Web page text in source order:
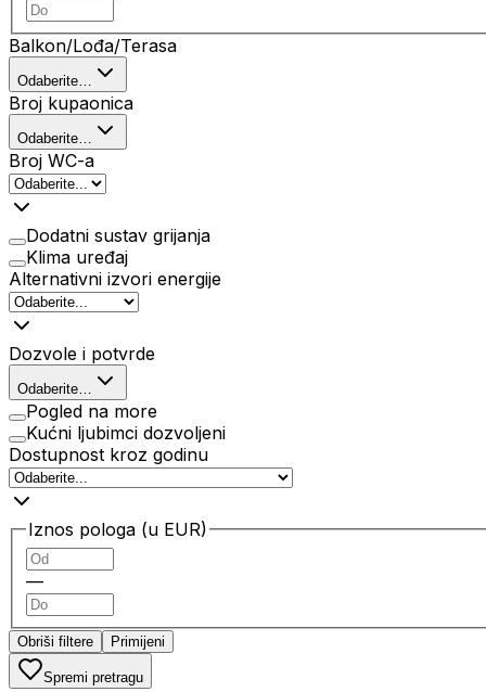
Balkon/Lođa/Terasa
Odaberite…
Broj kupaonica
Odaberite…
Broj WC-a
Dodatni sustav grijanja
Klima uređaj
Alternativni izvori energije
Dozvole i potvrde
Odaberite…
Pogled na more
Kućni ljubimci dozvoljeni
Dostupnost kroz godinu
Iznos pologa (u EUR)
—
Obriši filtere Primijeni
Spremi pretragu